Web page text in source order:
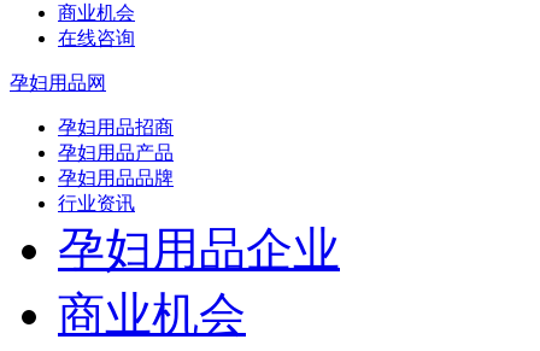
商业机会
在线咨询
孕妇用品网
孕妇用品招商
孕妇用品产品
孕妇用品品牌
行业资讯
孕妇用品企业
商业机会